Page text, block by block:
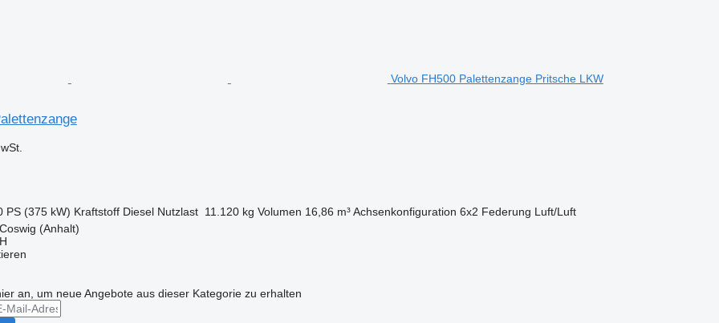
Volvo FH500 Palettenzange Pritsche LKW
PS (375 kW) Kraftstoff Diesel Nutzlast 11.120 kg Volumen 16,86 m³ Achsenkonfiguration 6x2 Federung Luft/Luft
(Anhalt)
an, um neue Angebote aus dieser Kategorie zu erhalten